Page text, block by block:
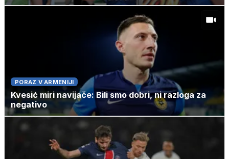
PORAZ V ARMENIJI
Kvesić miri navijače: Bili smo dobri, ni razloga za
negativo